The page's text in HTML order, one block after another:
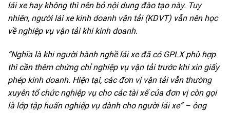
lái xe hay không thì nên bỏ nội dung đào tạo này. Tuy
nhiên, người lái xe kinh doanh vận tải (KDVT) vẫn nên học
về nghiệp vụ vận tải khi kinh doanh.
“Nghĩa là khi người hành nghề lái xe đã có GPLX phù hợp
thì cần thêm chứng chỉ nghiệp vụ vận tải trước khi xin giấy
phép kinh doanh. Hiện tại, các đơn vị vận tải vẫn thường
xuyên tổ chức nghiệp vụ cho các tài xế của đơn vị còn gọi
là lớp tập huấn nghiệp vụ dành cho người lái xe” – ông